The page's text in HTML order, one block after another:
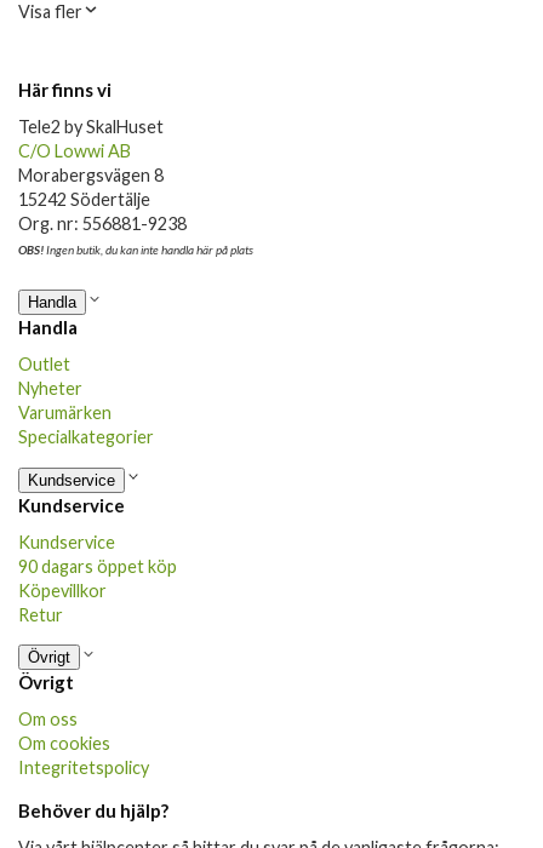
Visa fler
Här finns vi
Tele2 by SkalHuset
C/O Lowwi AB
Morabergsvägen 8
15242 Södertälje
Org. nr: 556881-9238
OBS!Ingen butik, du kan inte handla här på plats
Handla
Handla
Outlet
Nyheter
Varumärken
Specialkategorier
Kundservice
Kundservice
Kundservice
90 dagars öppet köp
Köpevillkor
Retur
Övrigt
Övrigt
Om oss
Om cookies
Integritetspolicy
Behöver du hjälp?